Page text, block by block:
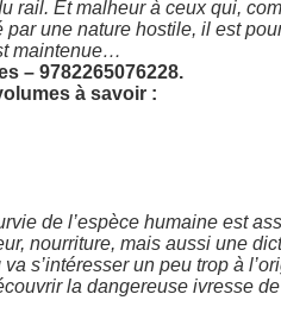
rail. Et malheur à ceux qui,
une nature hostile, il est
maintenue…
– 9782265076228.
à savoir :
de l’espèce humaine est
nourriture, mais aussi une
s’intéresser un peu trop à
la dangereuse ivresse